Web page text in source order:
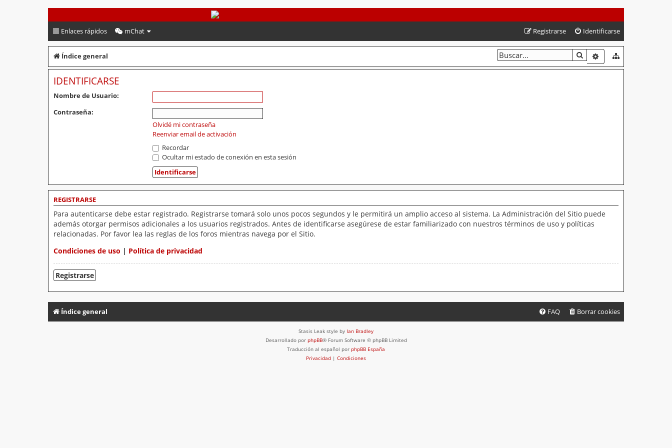
PeruVoley.com
Enlaces rápidos mChat Identificarse
Registrarse
Índice general BUSCARBÚSQUEDA
IDENTIFICARSE
Nombre de Usuario:
Contraseña:
Olvidé mi contraseña
Reenviar email de activación
Recordar
Ocultar mi estado de conexión en esta sesión
REGISTRARSE
Para autenticarse debe estar registrado. Registrarse tomará solo unos pocos segundos y le permitirá un amplio acceso al sistema. La Administración del Sitio puede
además otorgar permisos adicionales a los usuarios registrados. Antes de identificarse asegúrese de estar familiarizado con nuestros términos de uso y políticas
relacionadas. Por favor lea las reglas de los foros mientras navega por el Sitio.
Condiciones de uso | Política de privacidad
Registrarse
Índice general Borrar cookies
FAQ
Stasis Leak style by Ian Bradley
Desarrollado por phpBB® Forum Software © phpBB Limited
Traducción al español por phpBB España
Privacidad | Condiciones